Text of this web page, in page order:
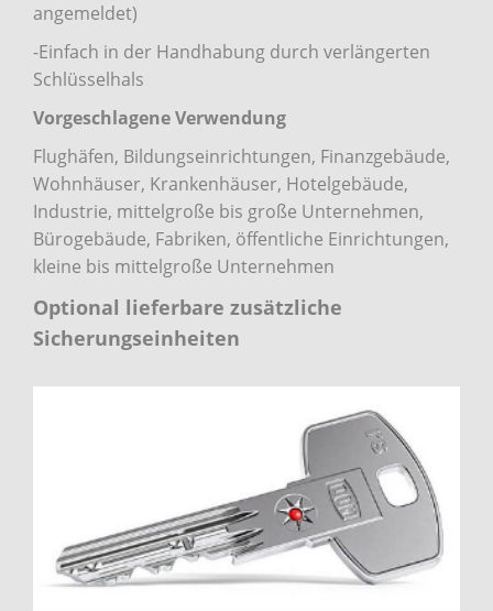
angemeldet)
-Einfach in der Handhabung durch verlängerten
Schlüsselhals
Vorgeschlagene Verwendung
Flughäfen, Bildungseinrichtungen, Finanzgebäude,
Wohnhäuser, Krankenhäuser, Hotelgebäude,
Industrie, mittelgroße bis große Unternehmen,
Bürogebäude, Fabriken, öffentliche Einrichtungen,
kleine bis mittelgroße Unternehmen
Optional lieferbare zusätzliche
Sicherungseinheiten